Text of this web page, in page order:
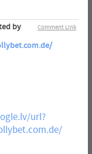
Comment Link
by
url?